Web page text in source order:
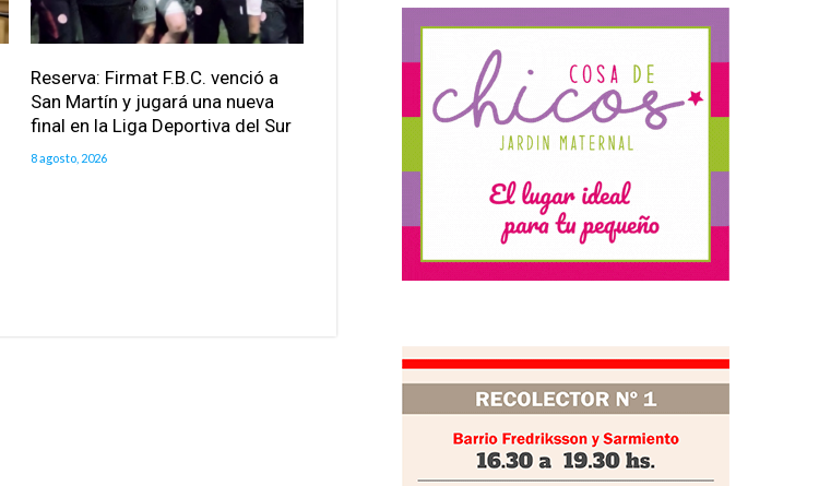
Reserva: Firmat F.B.C. venció a
San Martín y jugará una nueva
final en la Liga Deportiva del Sur
8 agosto, 2026